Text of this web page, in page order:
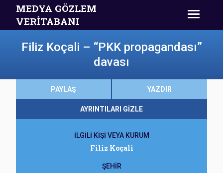
MEDYA GÖZLEM
VERİTABANI
Filiz Koçali – “PKK propagandası”
davası
PAYLAŞ YAZDIR
AYRINTILARI GİZLE
İLGİLİ KİŞİ VEYA KURUM
Filiz Koçali
ŞEHİR